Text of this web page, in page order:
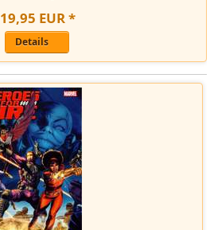
19,95 EUR*
Details